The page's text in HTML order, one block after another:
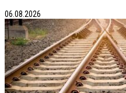
06.08.2026